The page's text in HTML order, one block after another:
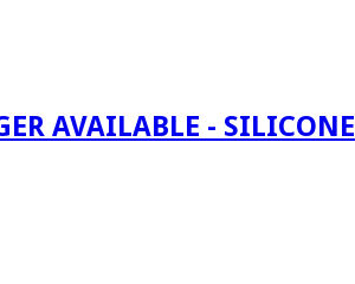
AVAILABLE - SILICONE